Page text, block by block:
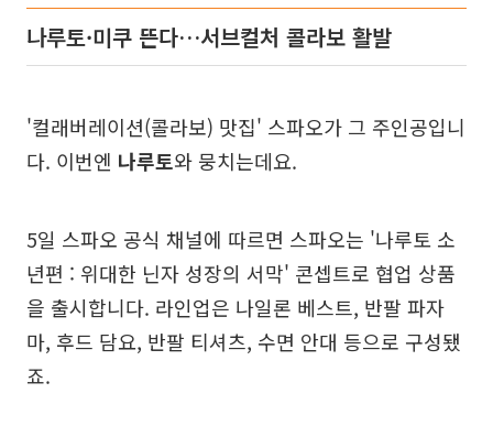
나루토·미쿠 뜬다…서브컬처 콜라보 활발
'컬래버레이션(콜라보) 맛집' 스파오가 그 주인공입니
다. 이번엔 나루토와 뭉치는데요.
5일 스파오 공식 채널에 따르면 스파오는 '나루토 소
년편 : 위대한 닌자 성장의 서막' 콘셉트로 협업 상품
을 출시합니다. 라인업은 나일론 베스트, 반팔 파자
마, 후드 담요, 반팔 티셔츠, 수면 안대 등으로 구성됐
죠.